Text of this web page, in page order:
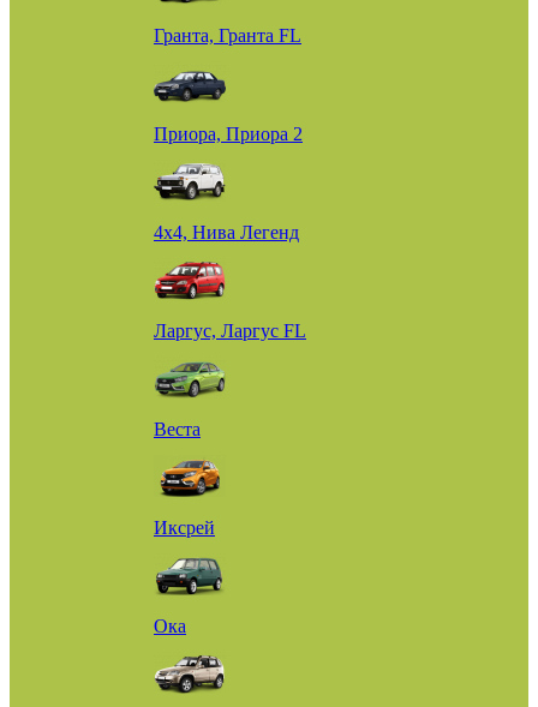
Гранта, Гранта FL
Приора, Приора 2
4х4, Нива Легенд
Ларгус, Ларгус FL
Веста
Иксрей
Ока